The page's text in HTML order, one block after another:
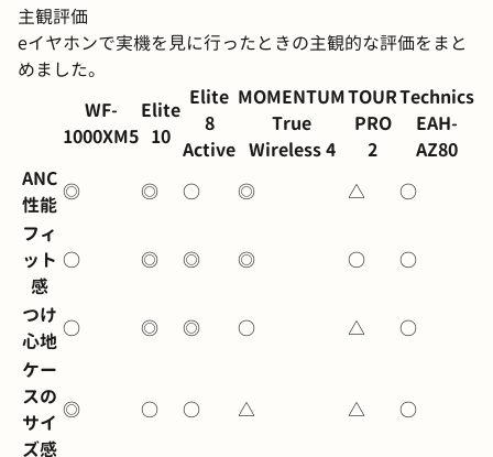
主観評価
eイヤホンで実機を見に行ったときの主観的な評価をまと
めました。
WF-
1000XM5
Elite
10
Elite
8
Active
MOMENTUM
True
Wireless 4
TOUR
PRO
2
Technics
EAH-
AZ80
ANC
性能
◎ ◎ ○ ◎ △
○
フィ
ット
感
○ ◎ ◎ ◎ ○ ○
つけ
心地
○ ◎ ◎ ○ △
○
ケー
スの
サイ
ズ感
◎ ○ ○ △ △ ○